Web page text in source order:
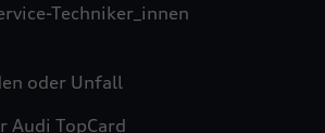
Techniker_innen
oder Unfall
Audi TopCard